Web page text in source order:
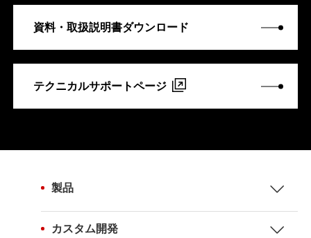
資料・取扱説明書ダウンロード
テクニカルサポートページ
製品
カスタム開発